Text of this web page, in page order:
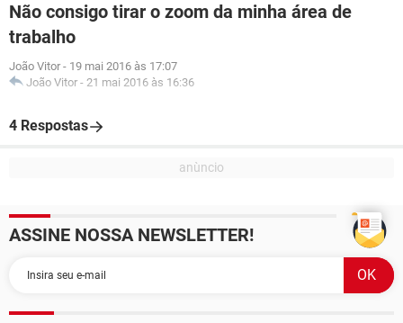
Não consigo tirar o zoom da minha área de
trabalho
João Vitor - 19 mai 2016 às 17:07
João Vitor - 21 mai 2016 às 16:36
4 Respostas
ASSINE NOSSA NEWSLETTER!